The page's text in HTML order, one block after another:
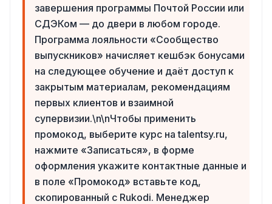
завершения программы Почтой России или
СДЭКом — до двери в любом городе.
Программа лояльности «Сообщество
выпускников» начисляет кешбэк бонусами
на следующее обучение и даёт доступ к
закрытым материалам, рекомендациям
первых клиентов и взаимной
супервизии.\n\nЧтобы применить
промокод, выберите курс на talentsy.ru,
нажмите «Записаться», в форме
оформления укажите контактные данные и
в поле «Промокод» вставьте код,
скопированный с Rukodi. Менеджер